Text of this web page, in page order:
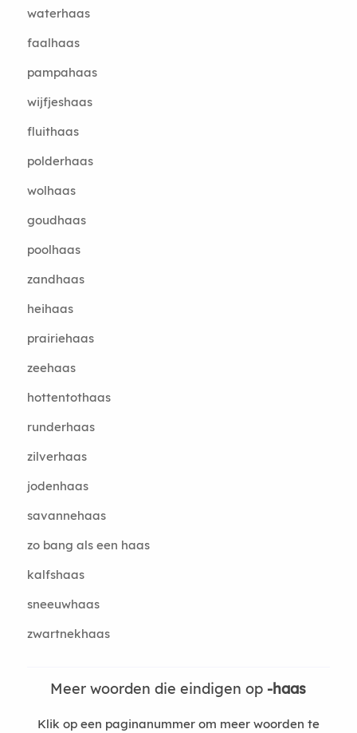
waterhaas
faalhaas
pampahaas
wijfjeshaas
fluithaas
polderhaas
wolhaas
goudhaas
poolhaas
zandhaas
heihaas
prairiehaas
zeehaas
hottentothaas
runderhaas
zilverhaas
jodenhaas
savannehaas
zo bang als een haas
kalfshaas
sneeuwhaas
zwartnekhaas
Meer woorden die eindigen op -haas
Klik op een paginanummer om meer woorden te